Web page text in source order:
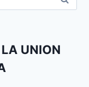
UNION